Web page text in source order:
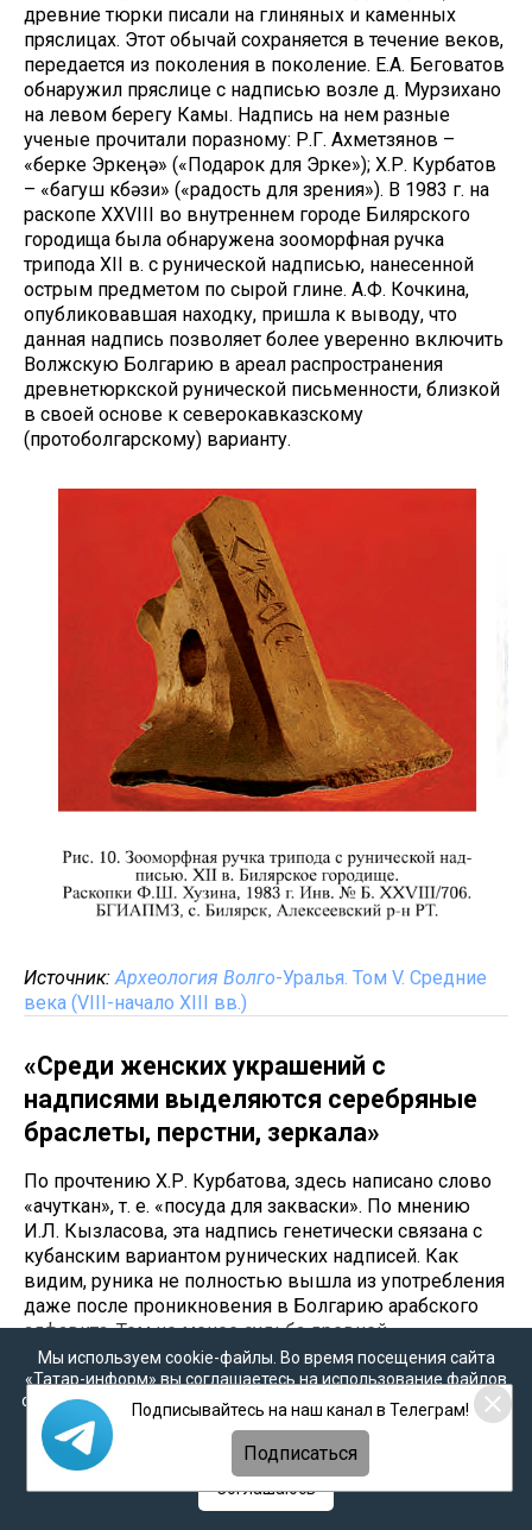
древние тюрки писали на глиняных и каменных
пряслицах. Этот обычай сохраняется в течение веков,
передается из поколения в поколение. Е.А. Беговатов
обнаружил пряслице с надписью возле д. Мурзихано
на левом берегу Камы. Надпись на нем разные
ученые прочитали поразному: Р.Г. Ахметзянов –
«берке Эркеңə» («Подарок для Эрке»); Х.Р. Курбатов
– «багуш күбəзи» («радость для зрения»). В 1983 г. на
раскопе XXVIII во внутреннем городе Билярского
городища была обнаружена зооморфная ручка
трипода XII в. с рунической надписью, нанесенной
острым предметом по сырой глине. А.Ф. Кочкина,
опубликовавшая находку, пришла к выводу, что
данная надпись позволяет более уверенно включить
Волжскую Болгарию в ареал распространения
древнетюркской рунической письменности, близкой
в своей основе к северокавказскому
(протоболгарскому) варианту.
Источник: Археология Волго-Уралья. Том V. Средние
века (VIII-начало XIII вв.)
«Среди женских украшений с
надписями выделяются серебряные
браслеты, перстни, зеркала»
По прочтению Х.Р. Курбатова, здесь написано слово
«ачуткан», т. е. «посуда для закваски». По мнению
И.Л. Кызласова, эта надпись генетически связана с
кубанским вариантом рунических надписей. Как
видим, руника не полностью вышла из употребления
даже после проникновения в Болгарию арабского
алфавита. Тем не менее судьба древней
письменности была уже решена. Чем глубже
проникал ислам, тем решительнее руническое
письмо как пережиток язычества вытеснялось из
жизни болгар, и в конце концов оно осталось лишь в
роли символов-меток. Четко датированные
нумизматические материалы начала X в.
подтверждают сообщения письменных источников о
Мы используем cookie-файлы. Во время посещения сайта
«Татар-информ» вы соглашаетесь на использование файлов
cookie в соответствии с настоящим уведомлением, согласием
наобработку персональных данных,Политикой о
персональных данных
Политикой конфиденциальности
Соглашаюсь
Подписывайтесь на наш канал в Телеграм!
Подписаться